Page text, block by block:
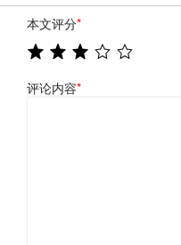
本文评分*
评论内容*